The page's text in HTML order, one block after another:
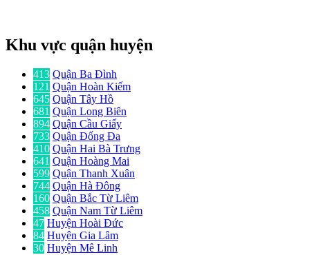
Khu vực quận huyện
413 Quận Ba Đình
121 Quận Hoàn Kiếm
645 Quận Tây Hồ
681 Quận Long Biên
894 Quận Cầu Giấy
733 Quận Đống Đa
410 Quận Hai Bà Trưng
641 Quận Hoàng Mai
599 Quận Thanh Xuân
744 Quận Hà Đông
160 Quận Bắc Từ Liêm
458 Quận Nam Từ Liêm
47 Huyện Hoài Đức
84 Huyện Gia Lâm
30 Huyện Mê Linh